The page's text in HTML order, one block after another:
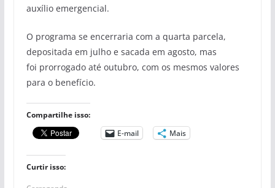
auxílio emergencial.
O programa se encerraria com a quarta parcela,
depositada em julho e sacada em agosto, mas
foi prorrogado até outubro, com os mesmos valores
para o benefício.
Compartilhe isso:
E-mail
Mais
Curtir isso: